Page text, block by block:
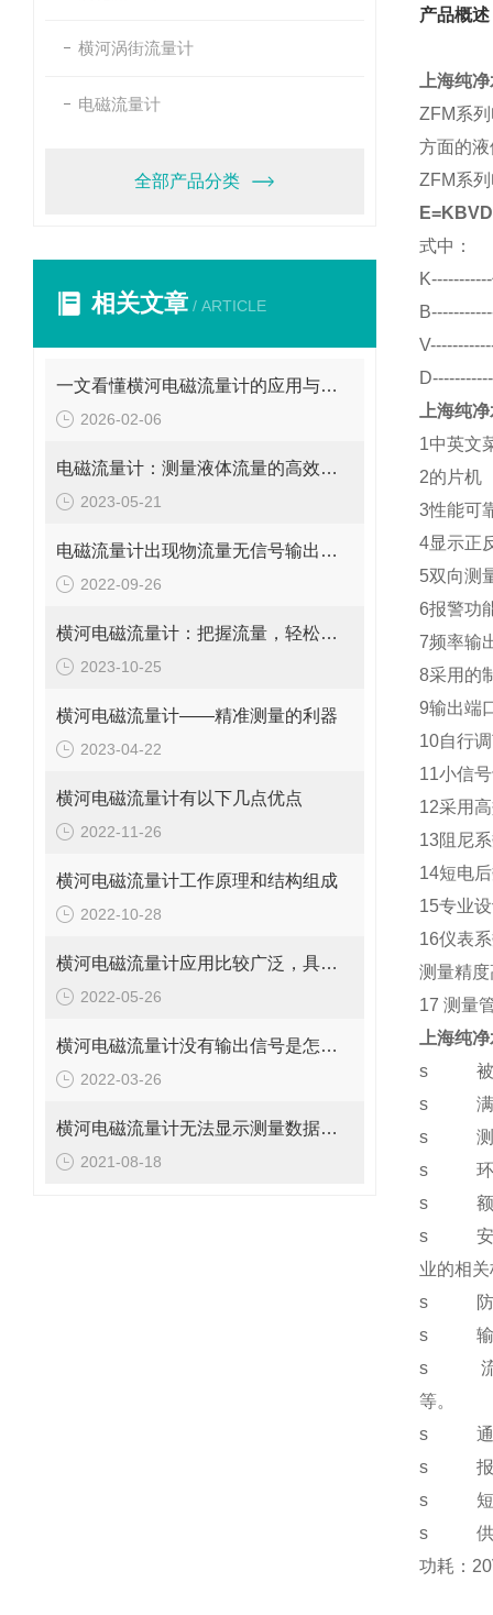
横河涡街流量计
电磁流量计
全部产品分类
相关文章 / ARTICLE
一文看懂横河电磁流量计的应用与使用维护
2026-02-06
电磁流量计：测量液体流量的高效工具
2023-05-21
电磁流量计出现物流量无信号输出问题应这样解决
2022-09-26
横河电磁流量计：把握流量，轻松管理
2023-10-25
横河电磁流量计——精准测量的利器
2023-04-22
横河电磁流量计有以下几点优点
2022-11-26
横河电磁流量计工作原理和结构组成
2022-10-28
横河电磁流量计应用比较广泛，具体领域如下
2022-05-26
横河电磁流量计没有输出信号是怎么回事？
2022-03-26
横河电磁流量计无法显示测量数据的故障解决办法
2021-08-18
产品概述
上海纯
ZFM系
方面的
ZFM系
E=KBVD
式中：
K-----------
上海纯
1中英文
2的片机
3性能可
4显示正
5双向测
6报警功
7频率输
8采用的
9输出端
10自行
11小信
12采用
13阻尼
14短电
15专业
16仪表
测量精
17 测量
上海纯
s
s
s
s
s
s
业的相
s
s
s
等。
s
s
s
s
功耗：